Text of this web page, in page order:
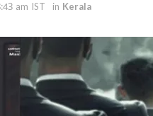
am IST in Kerala